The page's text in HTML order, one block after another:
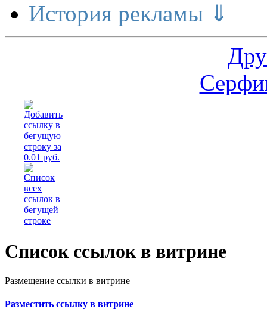
История рекламы ⇓
Список ссылок в витрине
Размещение ссылки в витрине
Разместить ссылку в витрине